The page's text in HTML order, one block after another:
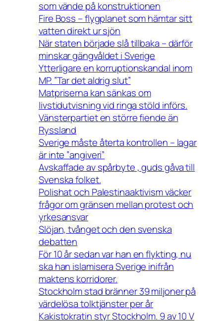
som vände på konstruktionen
Fire Boss – flygplanet som hämtar sitt
vatten direkt ur sjön
När staten började slå tillbaka – därför
minskar gängvåldet i Sverige
Ytterligare en korruptionskandal inom
MP. ”Tar det aldrig slut”
Matpriserna kan sänkas om
livstidutvisning vid ringa stöld införs.
Vänsterpartiet en större fiende än
Ryssland
Sverige måste återta kontrollen – lagar
är inte ”angiveri”
Avskaffade av spårbyte , guds gåva till
Svenska folket.
Polishat och Palestinaaktivism väcker
frågor om gränsen mellan protest och
yrkesansvar
Slöjan, tvånget och den svenska
debatten
För 10 år sedan var han en flykting, nu
ska han islamisera Sverige inifrån
maktens korridorer.
Stockholm stad bränner 39 miljoner på
värdelösa tolktjänster per år
Kakistokratin styr Stockholm. 9 av 10 V